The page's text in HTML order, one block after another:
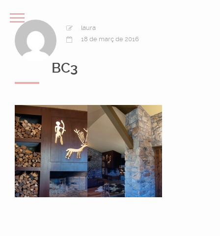
laura
18 de març de 2016
BC3